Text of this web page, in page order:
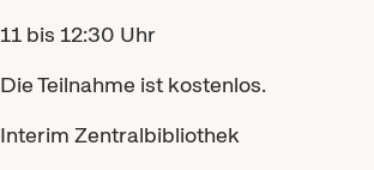
11 bis 12:30 Uhr
Die Teilnahme ist kostenlos.
Interim Zentralbibliothek